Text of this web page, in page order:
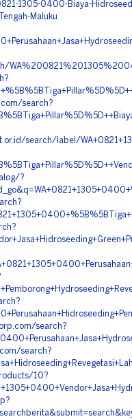
1305-0400-Biaya-
Maluku
search?
search/label/
?
search?
search?
10?